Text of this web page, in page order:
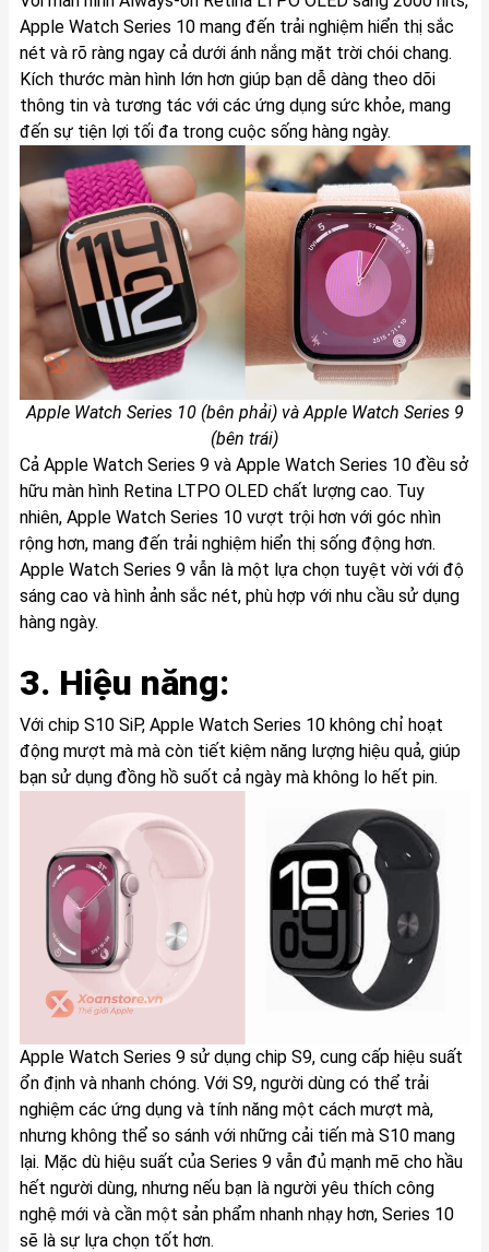
Apple Watch Series 10 mang đến trải nghiệm hiển thị sắc
nét và rõ ràng ngay cả dưới ánh nắng mặt trời chói chang.
Kích thước màn hình lớn hơn giúp bạn dễ dàng theo dõi
thông tin và tương tác với các ứng dụng sức khỏe, mang
đến sự tiện lợi tối đa trong cuộc sống hàng ngày.
Apple Watch Series 10 (bên phải) và Apple Watch Series 9
(bên trái)
Cả Apple Watch Series 9 và Apple Watch Series 10 đều sở
hữu màn hình Retina LTPO OLED chất lượng cao. Tuy
nhiên, Apple Watch Series 10 vượt trội hơn với góc nhìn
rộng hơn, mang đến trải nghiệm hiển thị sống động hơn.
Apple Watch Series 9 vẫn là một lựa chọn tuyệt vời với độ
sáng cao và hình ảnh sắc nét, phù hợp với nhu cầu sử dụng
hàng ngày.
3. Hiệu năng:
Với chip S10 SiP, Apple Watch Series 10 không chỉ hoạt
động mượt mà mà còn tiết kiệm năng lượng hiệu quả, giúp
bạn sử dụng đồng hồ suốt cả ngày mà không lo hết pin.
Apple Watch Series 9 sử dụng chip S9, cung cấp hiệu suất
ổn định và nhanh chóng. Với S9, người dùng có thể trải
nghiệm các ứng dụng và tính năng một cách mượt mà,
nhưng không thể so sánh với những cải tiến mà S10 mang
lại. Mặc dù hiệu suất của Series 9 vẫn đủ mạnh mẽ cho hầu
hết người dùng, nhưng nếu bạn là người yêu thích công
nghệ mới và cần một sản phẩm nhanh nhạy hơn, Series 10
sẽ là sự lựa chọn tốt hơn.